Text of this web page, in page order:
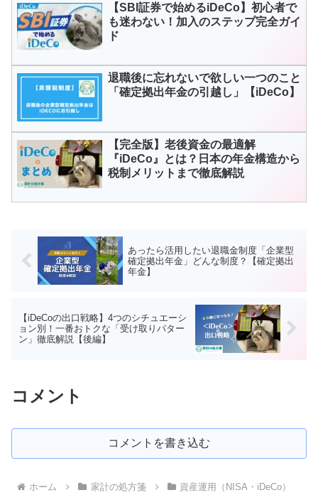
【SBI証券で始めるiDeCo】初心者で
も迷わない！加入のステップ完全ガイ
ド
退職後に忘れないで欲しい一つのこと
「確定拠出年金の引越し」【iDeCo】
【完全版】老後資金の最適解
『iDeCo』とは？日本の年金構造から
税制メリットまで徹底解説
あったら活用したい退職金制度「企業型
確定拠出年金」どんな制度？【確定拠出
年金】
【iDeCoの出口戦略】4つのシチュエーシ
ョン別！一番おトクな「受け取りパター
ン」徹底解説【後編】
コメント
コメントを書き込む
ホーム 家計の処方箋
資産運用（NISA・iDeCo）